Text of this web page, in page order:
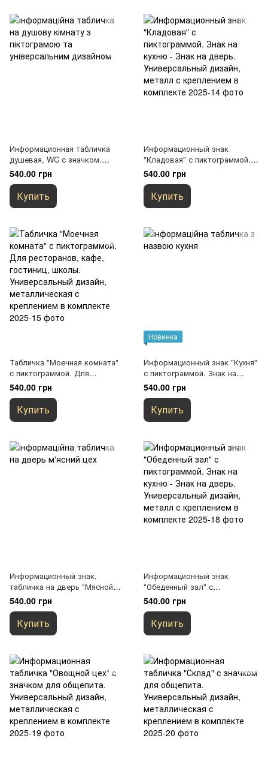
Информационная табличка
душевая, WC с значком.
Универсальный дизайн,
металлическая
540.00 грн
Купить
Информационный знак
"Кладовая" с пиктограммой.
Знак на кухню - Знак на
дверь. Универсальный
дизайн, металл с креплением
в комплекте
540.00 грн
Купить
Табличка "Моечная комната"
с пиктограммой. Для
ресторанов, кафе, гостиниц,
школы. Универсальный
дизайн, металлическая с
креплением в комплекте
540.00 грн
Купить
Новинка
Информационный знак "Кухня"
с пиктограммой. Знак на
кухню - Знак на дверь.
Универсальный дизайн,
металл с креплением в
комплекте
540.00 грн
Купить
Информационный знак,
табличка на дверь "Мясной
цех" с пиктограммой. Знак на
кухню - Знак на дверь.
Универсальный дизайн,
металл с креплением в
540.00 грн
Купить
Информационный знак
"Обеденный зал" с
пиктограммой. Знак на кухню
- Знак на дверь.
Универсальный дизайн,
металл с креплением в
540.00 грн
Купить